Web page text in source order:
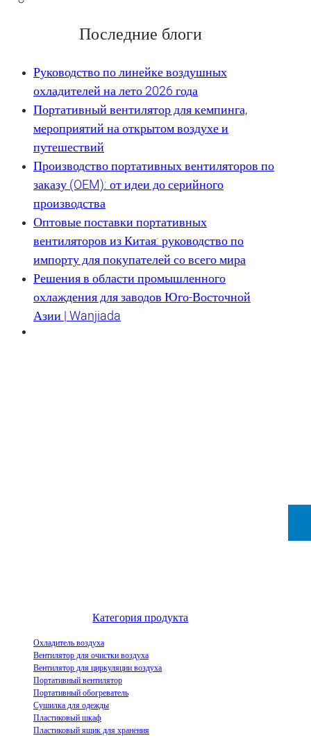
Последние блоги
Руководство по линейке воздушных
охладителей на лето 2026 года
Портативный вентилятор для кемпинга,
мероприятий на открытом воздухе и
путешествий
Производство портативных вентиляторов по
заказу (OEM): от идеи до серийного
производства
Оптовые поставки портативных
вентиляторов из Китая: руководство по
импорту для покупателей со всего мира
Решения в области промышленного
охлаждения для заводов Юго-Восточной
Азии | Wanjiada
Категория продукта
Охладитель воздуха
Вентилятор для очистки воздуха
Вентилятор для циркуляции воздуха
Портативный вентилятор
Портативный обогреватель
Сушилка для одежды
Пластиковый шкаф
Пластиковый ящик для хранения